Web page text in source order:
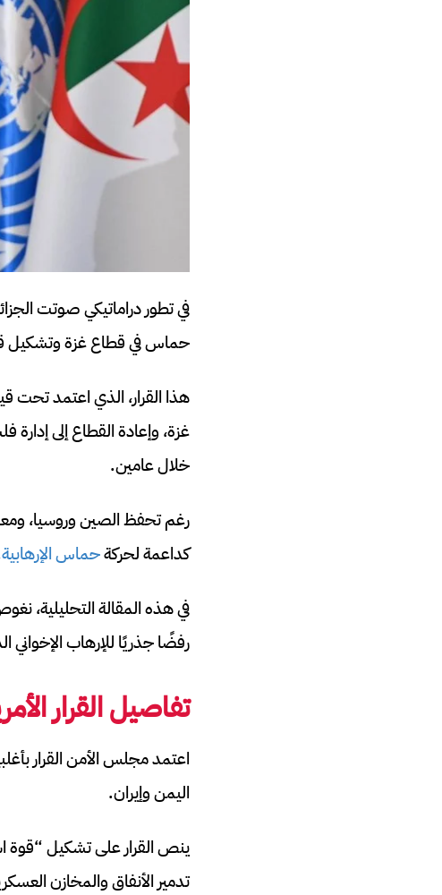
حماس في قطاع غزة وتشكيل
هذا القرار، الذي اعتمد تحت
غزة، وإعادة القطاع إلى
خلال عامين.
رغم تحفظ الصين وروسيا،
كداعمة لحركةحماس الإرهابية
في هذه المقالة التحليلية،
رفضًا جذريًا للإرهاب الإخواني
تفاصيل القرار
اليمن وإيران.
ينص القرار على تشكيل “قوة
تدمير الأنفاق والمخازن